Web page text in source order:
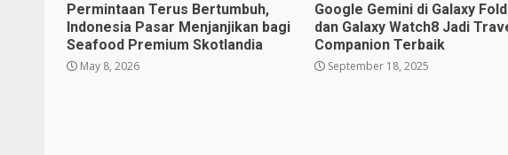
Permintaan Terus Bertumbuh,
Indonesia Pasar Menjanjikan bagi
Seafood Premium Skotlandia
May 8, 2026
Google Gemini di Galaxy
dan Galaxy Watch8 Jadi
Companion Terbaik
September 18, 2025